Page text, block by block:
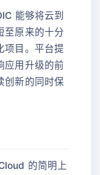
能够将云到
至原来的十分
项目。平台提
应用升级的前
创新的同时保
的简明上